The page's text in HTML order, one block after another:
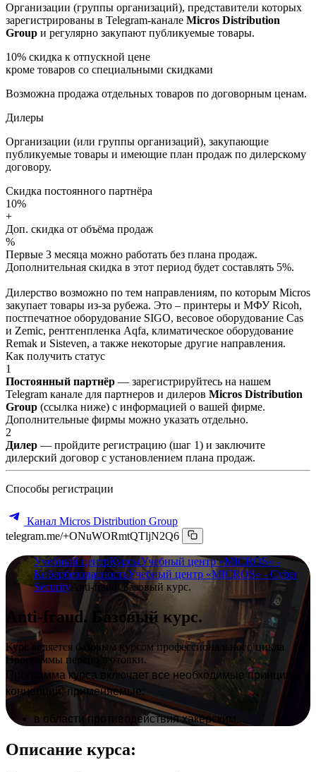
Организации (группы организаций), представители которых
зарегистрированы в Telegram-канале Micros Distribution
Group и регулярно закупают публикуемые товары.
10% скидка к отпускной цене
кроме товаров со специальными скидками
Возможна продажа отдельных товаров по договорным ценам.
Дилеры
Организации (или группы организаций), закупающие
публикуемые товары и имеющие план продаж по дилерскому
договору.
Скидка постоянного партнёра
10%
+
Доп. скидка от объёма продаж
%
Первые 3 месяца можно работать без плана продаж.
Дополнительная скидка в этот период будет составлять 5%.
Дилерство возможно по тем направлениям, по которым Micros
закупает товары из-за рубежа. Это – принтеры и МФУ Ricoh,
постпечатное оборудование SIGO, весовое оборудование Cas
и Zemic, рентгенпленка Aqfa, климатическое оборудование
Remak и Sisteven, а также некоторые другие направления.
Как получить статус
1
Постоянный партнёр — зарегистрируйтесь на нашем
Telegram канале для партнеров и дилеров Micros Distribution
Group (ссылка ниже) с информацией о вашей фирме.
Дополнительные фирмы можно указать отдельно.
2
Дилер — пройдите регистрацию (шаг 1) и заключите
дилерский договор с установлением плана продаж.
Способы регистрации
Канал Micros Distribution Group
telegram.me/+ONuWORmtQTljN2Q6
Учебный центрКурсыУчебный центр «MICROS» -
КибербезопасностьУчебный центр «MICROS» - Cyber
Security Anti-fraud. Базовый курс.
Anti-fraud. Базовый курс.
Курс является базовым курсом профессионального цикла
Программы переподготовки.
Программа курса включает все необходимые принципы и
концепции, применяемые:
в области противодействия хакерским...
Описание курса: